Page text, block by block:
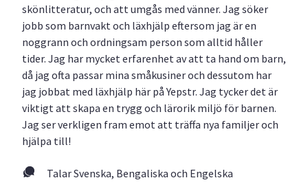
skönlitteratur, och att umgås med vänner. Jag söker
jobb som barnvakt och läxhjälp eftersom jag är en
noggrann och ordningsam person som alltid håller
tider. Jag har mycket erfarenhet av att ta hand om barn,
då jag ofta passar mina småkusiner och dessutom har
jag jobbat med läxhjälp här på Yepstr. Jag tycker det är
viktigt att skapa en trygg och lärorik miljö för barnen.
Jag ser verkligen fram emot att träffa nya familjer och
hjälpa till!
Talar Svenska, Bengaliska och Engelska